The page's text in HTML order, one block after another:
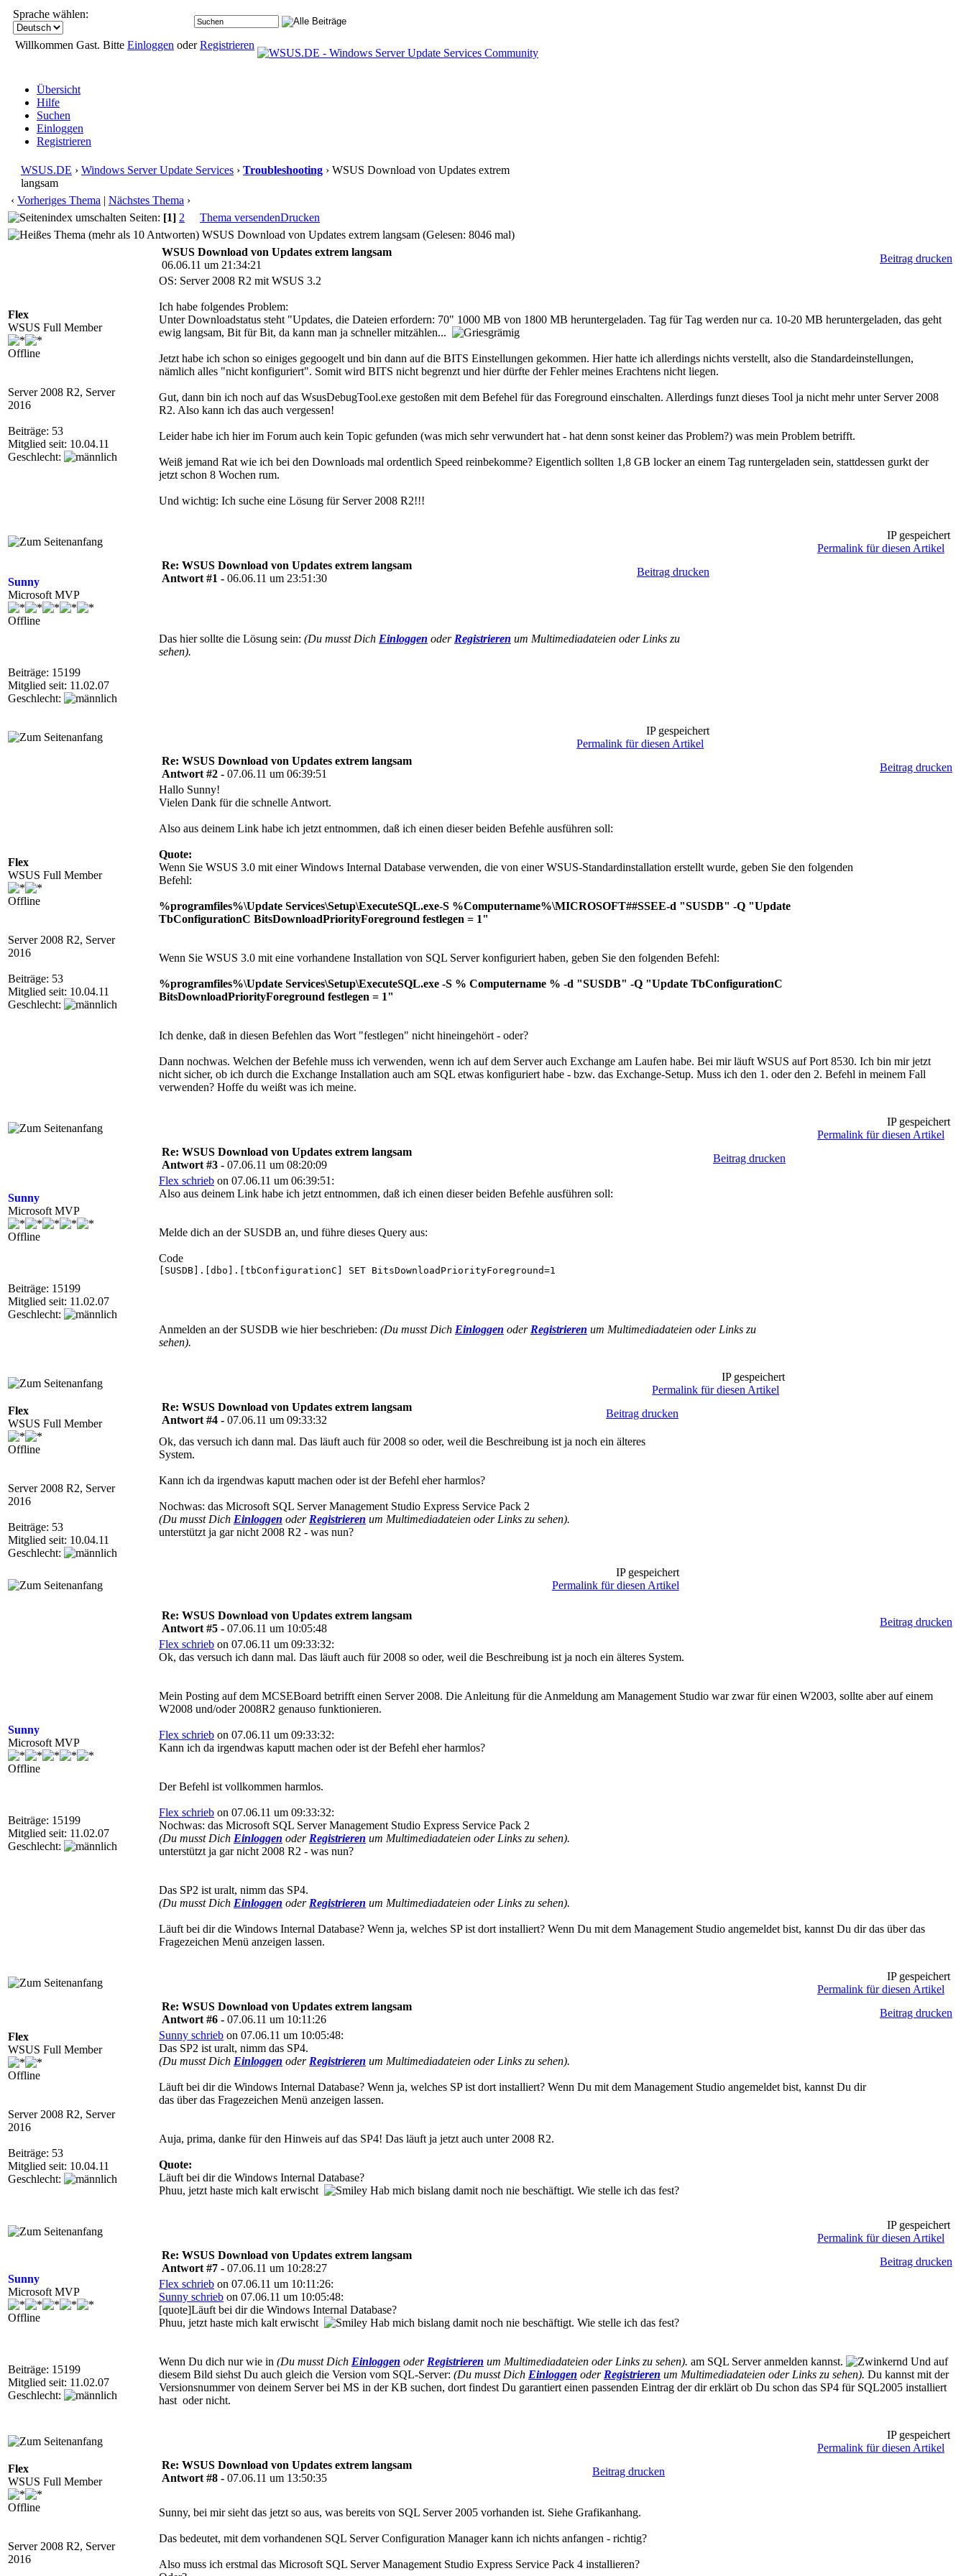
Sprache wählen:
Willkommen Gast. Bitte Einloggen oderRegistrieren
Übersicht
Hilfe
Suchen
Einloggen
Registrieren
WSUS.DE › Windows Server Update Services › Troubleshooting › WSUS Download von Updates extrem
langsam
‹ Vorheriges Thema | Nächstes Thema ›
Seiten: [1] 2 Thema versendenDrucken
WSUS Download von Updates extrem langsam (Gelesen: 8046 mal)
Flex
WSUS Full Member
Offline
Server 2008 R2, Server
2016
Beiträge: 53
Mitglied seit: 10.04.11
Geschlecht:
WSUS Download von Updates extrem langsam
06.06.11 um 21:34:21
Beitrag drucken
OS: Server 2008 R2 mit WSUS 3.2
Ich habe folgendes Problem:
Unter Downloadstatus steht "Updates, die Dateien erfordern: 70" 1000 MB von 1800 MB heruntergeladen. Tag für Tag werden nur ca. 10-20 MB heruntergeladen, das geht
ewig langsam, Bit für Bit, da kann man ja schneller mitzählen...
Jetzt habe ich schon so einiges gegoogelt und bin dann auf die BITS Einstellungen gekommen. Hier hatte ich allerdings nichts verstellt, also die Standardeinstellungen,
nämlich alles "nicht konfiguriert". Somit wird BITS nicht begrenzt und hier dürfte der Fehler meines Erachtens nicht liegen.
Gut, dann bin ich noch auf das WsusDebugTool.exe gestoßen mit dem Befehel für das Foreground einschalten. Allerdings funzt dieses Tool ja nicht mehr unter Server 2008
R2. Also kann ich das auch vergessen!
Leider habe ich hier im Forum auch kein Topic gefunden (was mich sehr verwundert hat - hat denn sonst keiner das Problem?) was mein Problem betrifft.
Weiß jemand Rat wie ich bei den Downloads mal ordentlich Speed reinbekomme? Eigentlich sollten 1,8 GB locker an einem Tag runtergeladen sein, stattdessen gurkt der
jetzt schon 8 Wochen rum.
Und wichtig: Ich suche eine Lösung für Server 2008 R2!!!
IP gespeichert
Permalink für diesen Artikel
Sunny
Microsoft MVP
Offline
Beiträge: 15199
Mitglied seit: 11.02.07
Geschlecht:
Re: WSUS Download von Updates extrem langsam
Antwort #1 - 06.06.11 um 23:51:30
Beitrag drucken
Das hier sollte die Lösung sein: (Du musst Dich Einloggen oder Registrieren um Multimediadateien oder Links zu
sehen).
IP gespeichert
Permalink für diesen Artikel
Flex
WSUS Full Member
Offline
Server 2008 R2, Server
2016
Beiträge: 53
Mitglied seit: 10.04.11
Geschlecht:
Re: WSUS Download von Updates extrem langsam
Antwort #2 - 07.06.11 um 06:39:51
Beitrag drucken
Hallo Sunny!
Vielen Dank für die schnelle Antwort.
Also aus deinem Link habe ich jetzt entnommen, daß ich einen dieser beiden Befehle ausführen soll:
Quote:
Wenn Sie WSUS 3.0 mit einer Windows Internal Database verwenden, die von einer WSUS-Standardinstallation erstellt wurde, geben Sie den folgenden
Befehl:
%programfiles%\Update Services\Setup\ExecuteSQL.exe-S %Computername%\MICROSOFT##SSEE-d "SUSDB" -Q "Update
TbConfigurationC BitsDownloadPriorityForeground festlegen = 1"
Wenn Sie WSUS 3.0 mit eine vorhandene Installation von SQL Server konfiguriert haben, geben Sie den folgenden Befehl:
%programfiles%\Update Services\Setup\ExecuteSQL.exe -S % Computername % -d "SUSDB" -Q "Update TbConfigurationC
BitsDownloadPriorityForeground festlegen = 1"
Ich denke, daß in diesen Befehlen das Wort "festlegen" nicht hineingehört - oder?
Dann nochwas. Welchen der Befehle muss ich verwenden, wenn ich auf dem Server auch Exchange am Laufen habe. Bei mir läuft WSUS auf Port 8530. Ich bin mir jetzt
nicht sicher, ob ich durch die Exchange Installation auch am SQL etwas konfiguriert habe - bzw. das Exchange-Setup. Muss ich den 1. oder den 2. Befehl in meinem Fall
verwenden? Hoffe du weißt was ich meine.
IP gespeichert
Permalink für diesen Artikel
Sunny
Microsoft MVP
Offline
Beiträge: 15199
Mitglied seit: 11.02.07
Geschlecht:
Re: WSUS Download von Updates extrem langsam
Antwort #3 - 07.06.11 um 08:20:09
Beitrag drucken
Flex schrieb on 07.06.11 um 06:39:51:
Also aus deinem Link habe ich jetzt entnommen, daß ich einen dieser beiden Befehle ausführen soll:
Melde dich an der SUSDB an, und führe dieses Query aus:
Code
[SUSDB].[dbo].[tbConfigurationC] SET BitsDownloadPriorityForeground=1
Anmelden an der SUSDB wie hier beschrieben: (Du musst Dich Einloggen oder Registrieren um Multimediadateien oder Links zu
sehen).
IP gespeichert
Permalink für diesen Artikel
Flex
WSUS Full Member
Offline
Server 2008 R2, Server
2016
Beiträge: 53
Mitglied seit: 10.04.11
Geschlecht:
Re: WSUS Download von Updates extrem langsam
Antwort #4 - 07.06.11 um 09:33:32
Beitrag drucken
Ok, das versuch ich dann mal. Das läuft auch für 2008 so oder, weil die Beschreibung ist ja noch ein älteres
System.
Kann ich da irgendwas kaputt machen oder ist der Befehl eher harmlos?
Nochwas: das Microsoft SQL Server Management Studio Express Service Pack 2
(Du musst Dich Einloggen oder Registrieren um Multimediadateien oder Links zu sehen).
unterstützt ja gar nicht 2008 R2 - was nun?
IP gespeichert
Permalink für diesen Artikel
Sunny
Microsoft MVP
Offline
Beiträge: 15199
Mitglied seit: 11.02.07
Geschlecht:
Re: WSUS Download von Updates extrem langsam
Antwort #5 - 07.06.11 um 10:05:48
Beitrag drucken
Flex schrieb on 07.06.11 um 09:33:32:
Ok, das versuch ich dann mal. Das läuft auch für 2008 so oder, weil die Beschreibung ist ja noch ein älteres System.
Mein Posting auf dem MCSEBoard betrifft einen Server 2008. Die Anleitung für die Anmeldung am Management Studio war zwar für einen W2003, sollte aber auf einem
W2008 und/oder 2008R2 genauso funktionieren.
Flex schrieb on 07.06.11 um 09:33:32:
Kann ich da irgendwas kaputt machen oder ist der Befehl eher harmlos?
Der Befehl ist vollkommen harmlos.
Flex schrieb on 07.06.11 um 09:33:32:
Nochwas: das Microsoft SQL Server Management Studio Express Service Pack 2
(Du musst Dich Einloggen oder Registrieren um Multimediadateien oder Links zu sehen).
unterstützt ja gar nicht 2008 R2 - was nun?
Das SP2 ist uralt, nimm das SP4.
(Du musst Dich Einloggen oder Registrieren um Multimediadateien oder Links zu sehen).
Läuft bei dir die Windows Internal Database? Wenn ja, welches SP ist dort installiert? Wenn Du mit dem Management Studio angemeldet bist, kannst Du dir das über das
Fragezeichen Menü anzeigen lassen.
IP gespeichert
Permalink für diesen Artikel
Flex
WSUS Full Member
Offline
Server 2008 R2, Server
2016
Beiträge: 53
Mitglied seit: 10.04.11
Geschlecht:
Re: WSUS Download von Updates extrem langsam
Antwort #6 - 07.06.11 um 10:11:26
Beitrag drucken
Sunny schrieb on 07.06.11 um 10:05:48:
Das SP2 ist uralt, nimm das SP4.
(Du musst Dich Einloggen oder Registrieren um Multimediadateien oder Links zu sehen).
Läuft bei dir die Windows Internal Database? Wenn ja, welches SP ist dort installiert? Wenn Du mit dem Management Studio angemeldet bist, kannst Du dir
das über das Fragezeichen Menü anzeigen lassen.
Auja, prima, danke für den Hinweis auf das SP4! Das läuft ja jetzt auch unter 2008 R2.
Quote:
Läuft bei dir die Windows Internal Database?
Phuu, jetzt haste mich kalt erwischt
Hab mich bislang damit noch nie beschäftigt. Wie stelle ich das fest?
IP gespeichert
Permalink für diesen Artikel
Sunny
Microsoft MVP
Offline
Beiträge: 15199
Mitglied seit: 11.02.07
Geschlecht:
Re: WSUS Download von Updates extrem langsam
Antwort #7 - 07.06.11 um 10:28:27
Beitrag drucken
Flex schrieb on 07.06.11 um 10:11:26:
Sunny schrieb on 07.06.11 um 10:05:48:
[quote]Läuft bei dir die Windows Internal Database?
Phuu, jetzt haste mich kalt erwischt
Hab mich bislang damit noch nie beschäftigt. Wie stelle ich das fest?
Wenn Du dich nur wie in (Du musst Dich Einloggen oder Registrieren um Multimediadateien oder Links zu sehen). am SQL Server anmelden kannst.
Und auf
diesem Bild siehst Du auch gleich die Version vom SQL-Server: (Du musst Dich Einloggen oder Registrieren um Multimediadateien oder Links zu sehen). Du kannst mit der
Versionsnummer von deinem Server bei MS in der KB suchen, dort findest Du garantiert einen passenden Eintrag der dir erklärt ob Du schon das SP4 für SQL2005 installiert
hast oder nicht.
IP gespeichert
Permalink für diesen Artikel
Flex
WSUS Full Member
Offline
Server 2008 R2, Server
2016
Re: WSUS Download von Updates extrem langsam
Antwort #8 - 07.06.11 um 13:50:35
Beitrag drucken
Sunny, bei mir sieht das jetzt so aus, was bereits von SQL Server 2005 vorhanden ist. Siehe Grafikanhang.
Das bedeutet, mit dem vorhandenen SQL Server Configuration Manager kann ich nichts anfangen - richtig?
Also muss ich erstmal das Microsoft SQL Server Management Studio Express Service Pack 4 installieren?